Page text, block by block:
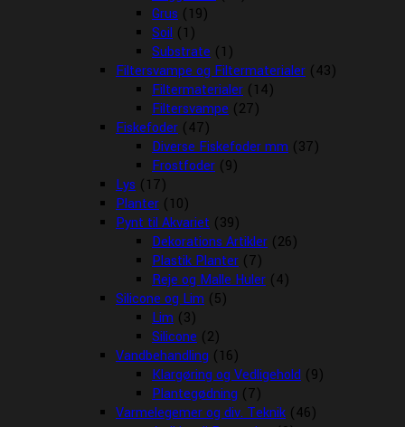
Grus (19)
Soil (1)
Substrate (1)
Filtersvampe og Filtermaterialer (43)
Filtermaterialer (14)
Filtersvampe (27)
Fiskefoder (47)
Diverse Fiskefoder mm (37)
Frostfoder (9)
Lys (17)
Planter (10)
Pynt til Akvariet (39)
Dekorations Artikler (26)
Plastik Planter (7)
Reje og Malle Huler (4)
Silicone og Lim (5)
Lim (3)
Silicone (2)
Vandbehandling (16)
Klargøring og Vedligehold (9)
Plantegødning (7)
Varmelegemer og div. Teknik (46)